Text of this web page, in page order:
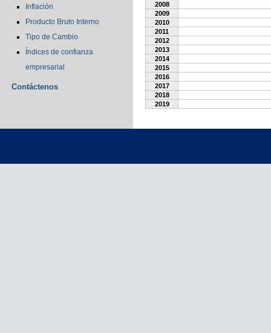
Inflación
Producto Bruto Interno
Tipo de Cambio
Índices de confianza
empresarial
Contáctenos
2008
2009
2010
2011
2012
2013
2014
2015
2016
2017
2018
2019